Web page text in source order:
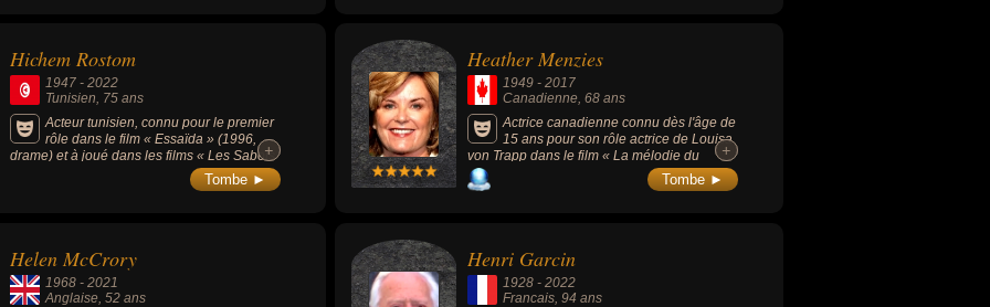
Hichem Rostom
1947 - 2022
Tunisien, 75 ans
Acteur tunisien, connu pour le premier
rôle dans le film « Essaïda » (1996,
drame) et à joué dans les films « Les Sabots
en or » (1988, drame) et « Les Silences du
+
+
Tombe ►
Heather Menzies
1949 -2017
Canadienne, 68 ans
Actrice canadienne connu dès l'âge de
15 ans pour son rôle actrice de Louisa
von Trapp dans le film « La mélodie du
bonheur » (1965, comédie musicale, avec
Julie Andrews).
+
+
Tombe ►
Helen McCrory
1968 - 2021
Anglaise , 52 ans
Henri Garcin
1928 -2022
Francais , 94 ans